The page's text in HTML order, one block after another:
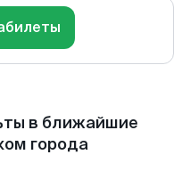
в ближайшие
города